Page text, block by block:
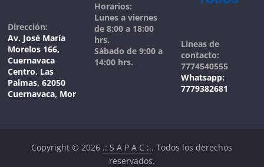
Dirección:
Av. José María
Morelos 166,
Cuernavaca
Centro, Las
Palmas, 62050
Cuernavaca, Mor
Horarios:
Lunes a viernes
de 8:00 a 18:00
hrs.
Sábado de 9:00 a
14:00 hrs.
Lineas de
contacto:
7774540555
Whatsapp:
7779382681
Copyright © 2026 .: S A P A C :.. Todos los derechos
reservados.